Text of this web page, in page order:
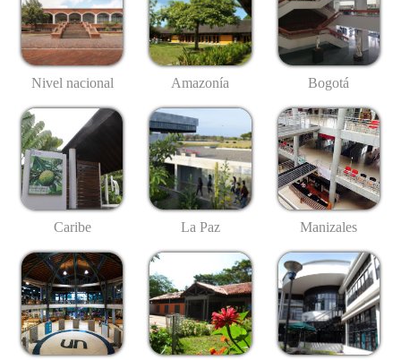
Nivel nacional Amazonía Bogotá
Caribe La Paz Manizales